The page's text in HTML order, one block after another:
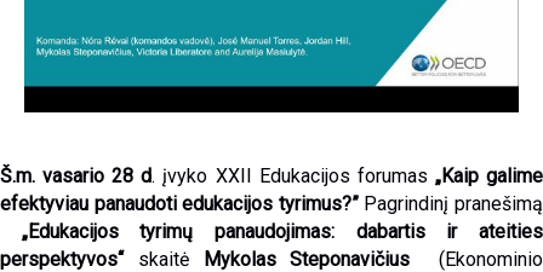
Š.m. vasario 28 d. įvyko XXII Edukacijos forumas „Kaip galime
efektyviau panaudoti edukacijos tyrimus?” Pagrindinį pranešimą
„Edukacijos tyrimų panaudojimas: dabartis ir ateities
perspektyvos“ skaitė Mykolas Steponavičius
(Ekonominio